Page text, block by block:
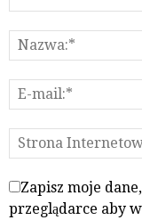
Zapisz moje
przeglądarce aby